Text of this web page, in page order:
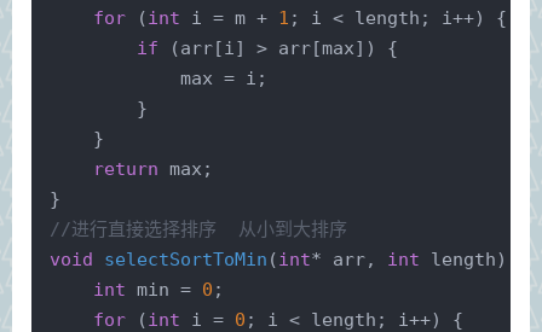
for (int i = m + 1 ; i < length; i++) {
if (arr[i] > arr[max]) {
            max = i;
        }
    }
return max;
}
//进行直接选择排序  从小到大排序
void
selectSortToMin (int* arr, int length)
int min = 0 ;
for (int i = 0 ; i < length; i++) {